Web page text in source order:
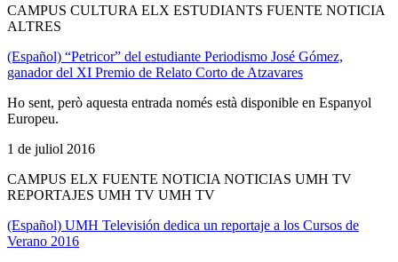
CAMPUS CULTURA ELX ESTUDIANTS FUENTE NOTICIA
ALTRES
(Español) “Petricor” del estudiante Periodismo José Gómez,
ganador del XI Premio de Relato Corto de Atzavares
Ho sent, però aquesta entrada només està disponible en Espanyol
Europeu.
1 de juliol 2016
CAMPUS ELX FUENTE NOTICIA NOTICIAS UMH TV
REPORTAJES UMH TV UMH TV
(Español) UMH Televisión dedica un reportaje a los Cursos de
Verano 2016